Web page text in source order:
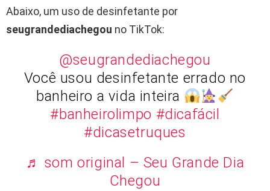
Abaixo, um uso de desinfetante por
seugrandediachegou no TikTok:
@seugrandediachegou
Você usou desinfetante errado no
banheiro a vida inteira
#banheirolimpo #dicafácil
#dicasetruques
♬ som original – Seu Grande Dia
Chegou